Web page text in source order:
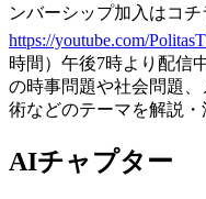
ンバーシップ加入はコ
https://youtube.com/
時間）午後7時より配信
の時事問題や社会問題
術などのテーマを解説・
AIチャプター